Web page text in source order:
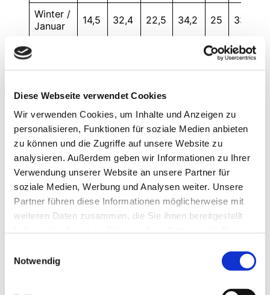
Diese Webseite verwendet Cookies
Wir verwenden Cookies, um Inhalte und Anzeigen zu
personalisieren, Funktionen für soziale Medien anbieten
zu können und die Zugriffe auf unsere Website zu
analysieren. Außerdem geben wir Informationen zu Ihrer
Verwendung unserer Website an unsere Partner für
soziale Medien, Werbung und Analysen weiter. Unsere
Partner führen diese Informationen möglicherweise mit
weiteren Daten zusammen, die Sie ihnen bereitgestellt
Notwendig
Winter /
Januar
14,5 32,4 22,5 34,2 25 33
43 29
Eingangsuntersuchung wurde bei 14 Spielern ein
erhöhtes ucOsteocalcin festgestellt. Dies ist ein Hinweis
auf Vitamin K2 Mangel.
Hier könnte eine Ernährungsberatung und ­Mikrobiom
(Darm) Untersuchung erfolgen. Die Gabe von Vitamin D
sollte mit K2 kombiniert werden.
Fazit
Vitamin K2 spielt neben seiner Wirkung für die
Knochengesundheit vermutlich auch eine wichtige
Rolle beim Schutz der Arterienwände vor
Vitamin K2 als MK7 in der trans-Form scheint die